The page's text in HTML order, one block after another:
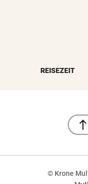
REISEZEIT
north
© Krone